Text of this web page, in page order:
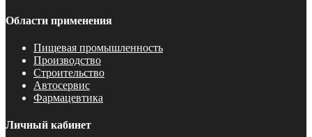
Области применения
Пищевая промышленность
Производство
Строительство
Автосервис
Фармацевтика
Личный кабинет